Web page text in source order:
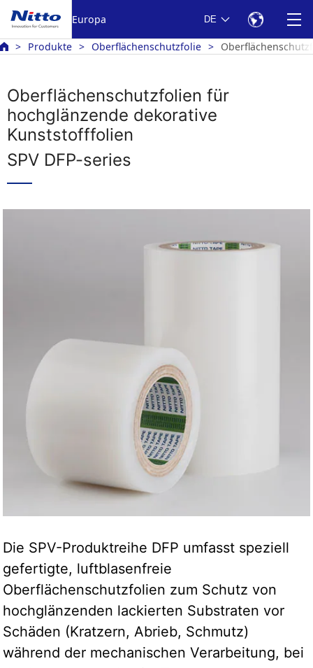
Europa DE
Produkte Oberflächenschutzfolie
Oberflächenschutzfolien für
hochglänzende dekorative
Kunststofffolien
SPV DFP-series
Die SPV-Produktreihe DFP umfasst speziell
gefertigte, luftblasenfreie
Oberflächenschutzfolien zum Schutz von
hochglänzenden lackierten Substraten vor
Schäden (Kratzern, Abrieb, Schmutz)
während der mechanischen Verarbeitung, bei